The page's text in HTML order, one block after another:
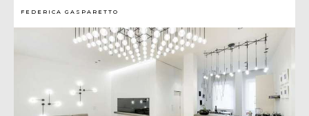
FEDERICA GASPARETTO